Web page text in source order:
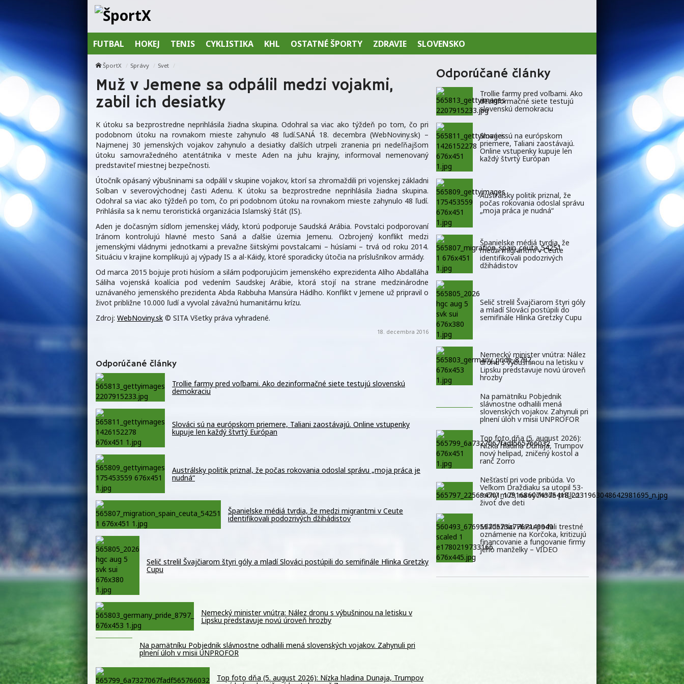
FUTBAL HOKEJ TENIS CYKLISTIKA KHL OSTATNÉ ŠPORTY ZDRAVIE SLOVENSKO
ŠportX Správy Svet
Muž v Jemene sa odpálil medzi vojakmi,
zabil ich desiatky
K útoku sa bezprostredne neprihlásila žiadna skupina. Odohral sa viac ako týždeň po tom, čo pri
podobnom útoku na rovnakom mieste zahynulo 48 ľudí.SANÁ 18. decembra (WebNoviny.sk) –
Najmenej 30 jemenských vojakov zahynulo a desiatky ďalších utrpeli zranenia pri nedeľňajšom
útoku samovražedného atentátnika v meste Aden na juhu krajiny, informoval nemenovaný
predstaviteľ miestnej bezpečnosti.
Útočník opásaný výbušninami sa odpálil v skupine vojakov, ktorí sa zhromaždili pri vojenskej základni
Solban v severovýchodnej časti Adenu. K útoku sa bezprostredne neprihlásila žiadna skupina.
Odohral sa viac ako týždeň po tom, čo pri podobnom útoku na rovnakom mieste zahynulo 48 ľudí.
Prihlásila sa k nemu teroristická organizácia Islamský štát (IS).
Aden je dočasným sídlom jemenskej vlády, ktorú podporuje Saudská Arábia. Povstalci podporovaní
Iránom kontrolujú hlavné mesto Saná a ďalšie územia Jemenu. Ozbrojený konflikt medzi
jemenskými vládnymi jednotkami a prevažne šiitskými povstalcami – húsíami – trvá od roku 2014.
Situáciu v krajine komplikujú aj výpady IS a al-Káidy, ktoré sporadicky útočia na príslušníkov armády.
Od marca 2015 bojuje proti húsíom a silám podporujúcim jemenského exprezidenta Alího Abdalláha
Sáliha vojenská koalícia pod vedením Saudskej Arábie, ktorá stojí na strane medzinárodne
uznávaného jemenského prezidenta Abda Rabbuha Mansúra Hádího. Konflikt v Jemene už pripravil o
život približne 10.000 ľudí a vyvolal závažnú humanitárnu krízu.
Zdroj: WebNoviny.sk © SITA Všetky práva vyhradené.
18. decembra 2016
Odporúčané články
Trollie farmy pred voľbami. Ako dezinformačné siete testujú slovenskú
demokraciu
Slováci sú na európskom priemere, Taliani zaostávajú. Online vstupenky
kupuje len každý štvrtý Európan
Austrálsky politik priznal, že počas rokovania odoslal správu „moja práca je
nudná“
Španielske médiá tvrdia, že medzi migrantmi v Ceute
identifikovali podozrivých džihádistov
Selič strelil Švajčiarom štyri góly a mladí Slováci postúpili do semifinále Hlinka Gretzky
Cupu
Nemecký minister vnútra: Nález dronu s výbušninou na letisku v
Lipsku predstavuje novú úroveň hrozby
Na pamätníku Pobjednik slávnostne odhalili mená slovenských vojakov. Zahynuli pri
plnení úloh v misii UNPROFOR
Top foto dňa (5. august 2026): Nízka hladina Dunaja, Trumpov
Odporúčané články
Trollie farmy pred voľbami. Ako
dezinformačné siete testujú
slovenskú demokraciu
Slováci sú na európskom
priemere, Taliani zaostávajú.
Online vstupenky kupuje len
každý štvrtý Európan
Austrálsky politik priznal, že
počas rokovania odoslal správu
„moja práca je nudná“
Španielske médiá tvrdia, že
medzi migrantmi v Ceute
identifikovali podozrivých
džihádistov
Selič strelil Švajčiarom štyri góly
a mladí Slováci postúpili do
semifinále Hlinka Gretzky Cupu
Nemecký minister vnútra: Nález
dronu s výbušninou na letisku v
Lipsku predstavuje novú úroveň
hrozby
Na pamätníku Pobjednik
slávnostne odhalili mená
slovenských vojakov. Zahynuli pri
plnení úloh v misii UNPROFOR
Top foto dňa (5. august 2026):
Nízka hladina Dunaja, Trumpov
nový helipad, zničený kostol a
ranč Zorro
Nešťastí pri vode pribúda. Vo
Veľkom Draždiaku sa utopil 53-
ročný muž, na východe prišli o
život dve deti
Mládežníci Hlasu podali trestné
oznámenie na Korčoka, kritizujú
financovanie a fungovanie firmy
jeho manželky – VIDEO